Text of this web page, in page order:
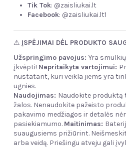
Tik Tok: @zaisliukai.lt
Facebook: @zaisliukai.lt1
⚠ ĮSPĖJIMAI DĖL PRODUKTO
Užspringimo pavojus: Yra
įkvėpti! Nepritaikyta vartojimui:
nustatant, kuri veikla jiems yra
ugnies.
Naudojimas: Naudokite produktą
žalos. Nenaudokite pažeisto
pakavimo medžiagos ir detalės
pasiekiamumo. Maitinimas:
suaugusiems prižiūrint.
arba veidą. Priešingu atveju gali